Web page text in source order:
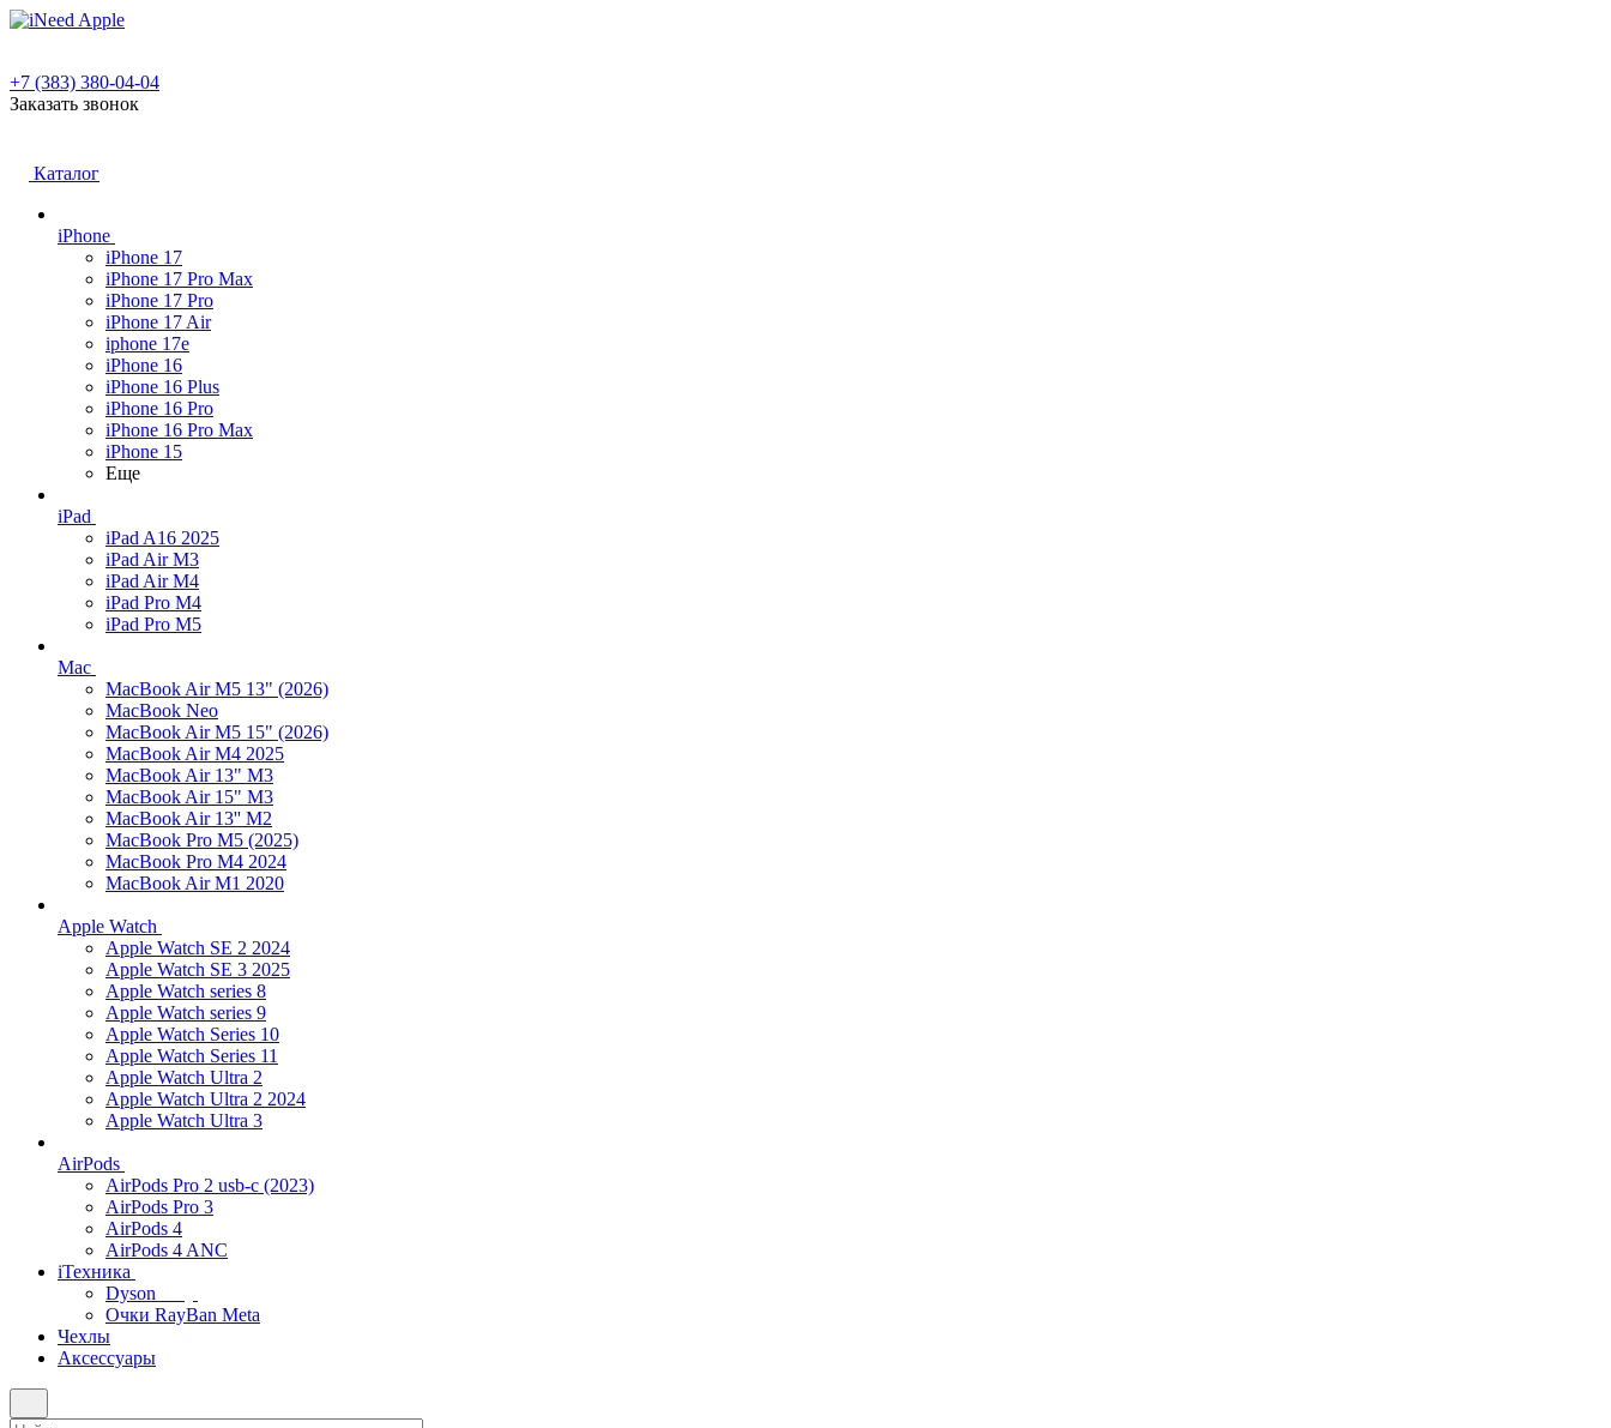
+7 (383) 380-04-04
Заказать звонок
Каталог
iPhone
iPhone 17
iPhone 17 Pro Max
iPhone 17 Pro
iPhone 17 Air
iphone 17e
iPhone 16
iPhone 16 Plus
iPhone 16 Pro
iPhone 16 Pro Max
iPhone 15
Еще
iPad
iPad A16 2025
iPad Air M3
iPad Air M4
iPad Pro M4
iPad Pro M5
Mac
MacBook Air M5 13" (2026)
MacBook Neo
MacBook Air M5 15" (2026)
MacBook Air M4 2025
MacBook Air 13" M3
MacBook Air 15" M3
MacBook Air 13'' M2
MacBook Pro M5 (2025)
MacBook Pro M4 2024
MacBook Air M1 2020
Apple Watch
Apple Watch SE 2 2024
Apple Watch SE 3 2025
Apple Watch series 8
Apple Watch series 9
Apple Watch Series 10
Apple Watch Series 11
Apple Watch Ultra 2
Apple Watch Ultra 2 2024
Apple Watch Ultra 3
AirPods
AirPods Pro 2 usb-c (2023)
AirPods Pro 3
AirPods 4
AirPods 4 ANC
iТехника
Dyson
Очки RayBan Meta
Чехлы
Аксессуары